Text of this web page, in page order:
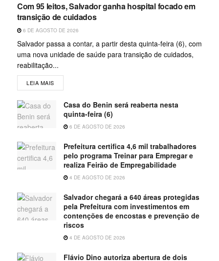
Com 95 leitos, Salvador ganha hospital focado em
transição de cuidados
6 DE AGOSTO DE 2026
Salvador passa a contar, a partir desta quinta-feira (6), com
uma nova unidade de saúde para transição de cuidados,
reabilitação...
LEIA MAIS
Casa do Benin será reaberta nesta
quinta-feira (6)
6 DE AGOSTO DE 2026
Prefeitura certifica 4,6 mil trabalhadores
pelo programa Treinar para Empregar e
realiza Feirão de Empregabilidade
4 DE AGOSTO DE 2026
Salvador chegará a 640 áreas protegidas
pela Prefeitura com investimentos em
contenções de encostas e prevenção de
riscos
4 DE AGOSTO DE 2026
Flávio Dino autoriza abertura de dois